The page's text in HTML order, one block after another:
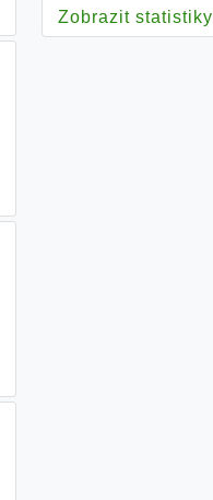
Zobrazit statistiky